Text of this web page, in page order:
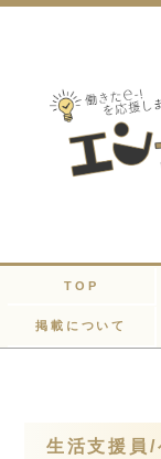
TOP
掲載について
生活支援員